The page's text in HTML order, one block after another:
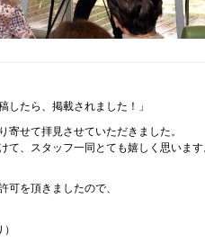
したら、掲載されました！」
寄せて拝見させていただきました。
て、スタッフ一同とても嬉しく思いま
可を頂きましたので、